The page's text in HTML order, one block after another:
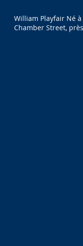
William Playfair Né
Chamber Street,